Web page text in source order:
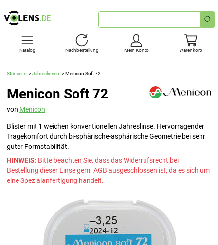
Schnellsuche
Katalog Nachbestellung Mein Konto Warenkorb
Startseite Jahreslinsen Menicon Soft 72
Menicon Soft 72
von Menicon
Blister mit 1 weichen konventionellen Jahreslinse. Hervorragender
Tragekomfort durch bi-sphärische-asphärische Geometrie bei sehr
guter Formstabilität.
HINWEIS: Bitte beachten Sie, dass das Widerrufsrecht bei
Bestellung dieser Linse gem. AGB ausgeschlossen ist, da es sich um
eine Spezialanfertigung handelt.